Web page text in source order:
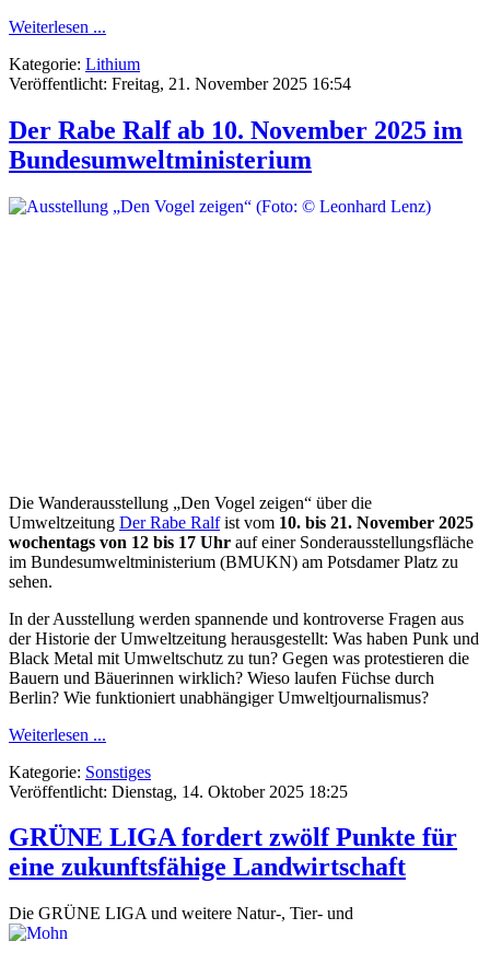
Weiterlesen ...
Kategorie: Lithium
Veröffentlicht: Freitag, 21. November 2025 16:54
Der Rabe Ralf ab 10. November 2025 im
Bundesumweltministerium
Die Wanderausstellung „Den Vogel zeigen“ über die
Umweltzeitung Der Rabe Ralfist vom 10. bis 21. November 2025
wochentags von 12 bis 17 Uhr auf einer Sonderausstellungsfläche
im Bundesumweltministerium (BMUKN) am Potsdamer Platz zu
sehen.
In der Ausstellung werden spannende und kontroverse Fragen aus
der Historie der Umweltzeitung herausgestellt: Was haben Punk und
Black Metal mit Umweltschutz zu tun? Gegen was protestieren die
Bauern und Bäuerinnen wirklich? Wieso laufen Füchse durch
Berlin? Wie funktioniert unabhängiger Umweltjournalismus?
Weiterlesen ...
Kategorie: Sonstiges
Veröffentlicht: Dienstag, 14. Oktober 2025 18:25
GRÜNE LIGA fordert zwölf Punkte für
eine zukunftsfähige Landwirtschaft
Die GRÜNE LIGA und weitere Natur-, Tier- und